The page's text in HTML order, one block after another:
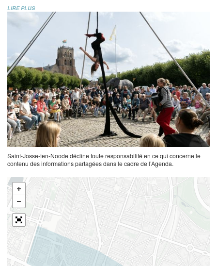
LIRE PLUS
Saint-Josse-ten-Noode décline toute responsabilité en ce qui concerne le
contenu des informations partagées dans le cadre de l’Agenda.